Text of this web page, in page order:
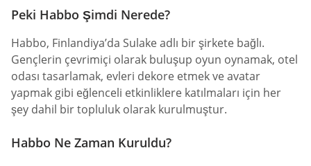
Peki Habbo Şimdi Nerede?
Habbo, Finlandiya’da Sulake adlı bir şirkete bağlı.
Gençlerin çevrimiçi olarak buluşup oyun oynamak, otel
odası tasarlamak, evleri dekore etmek ve avatar
yapmak gibi eğlenceli etkinliklere katılmaları için her
şey dahil bir topluluk olarak kurulmuştur.
Habbo Ne Zaman Kuruldu?